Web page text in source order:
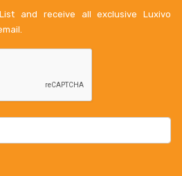
and receive all exclusive Luxivo